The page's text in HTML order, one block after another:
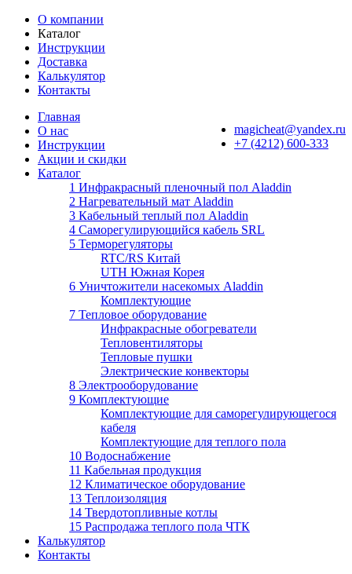
О компании
Каталог
Инструкции
Доставка
Калькулятор
Контакты
magicheat@yandex.ru
+7 (4212) 600-333
Главная
О нас
Инструкции
Акции и скидки
Каталог
1 Инфракрасный пленочный пол Aladdin
2 Нагревательный мат Aladdin
3 Кабельный теплый пол Aladdin
4 Саморегулирующийся кабель SRL
5 Терморегуляторы
RTC/RS Китай
UTH Южная Корея
6 Уничтожители насекомых Aladdin
Комплектующие
7 Тепловое оборудование
Инфракрасные обогреватели
Тепловентиляторы
Тепловые пушки
Электрические конвекторы
8 Электрооборудование
9 Комплектующие
Комплектующие для саморегулирующегося
кабеля
Комплектующие для теплого пола
10 Водоснабжение
11 Кабельная продукция
12 Климатическое оборудование
13 Теплоизоляция
14 Твердотопливные котлы
15 Распродажа теплого пола ЧТК
Калькулятор
Контакты